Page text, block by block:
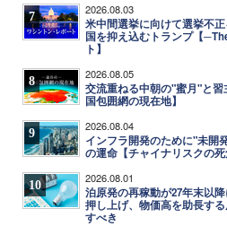
7 2026.08.03
米中間選挙に向けて選挙不
国を抑え込むトランプ【
ト】
8 2026.08.05
交流重ねる中朝の"蜜月"と
国包囲網の現在地】
9 2026.08.04
インフラ開発のために"未開
の運命【チャイナリスクの死
10 2026.08.01
泊原発の再稼動が27年末以
押し上げ、物価高を助長す
すべき